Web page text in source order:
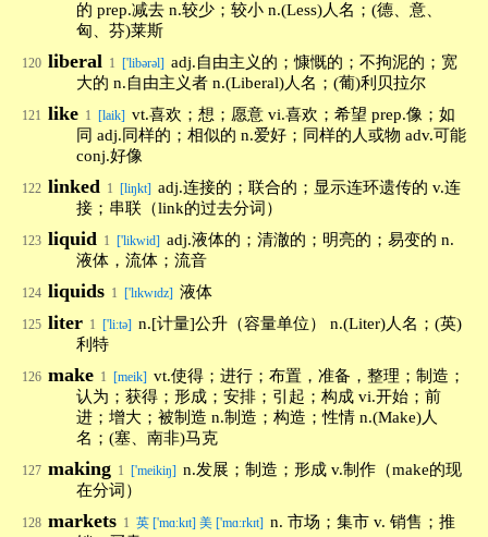
的 prep.减去 n.较少；较小 n.(Less)人名；(德、意、
匈、芬)莱斯
120 liberal 1 ['libərəl] adj.自由主义的；慷慨的；不拘泥的；宽
大的 n.自由主义者 n.(Liberal)人名；(葡)利贝拉尔
121 like 1 [laik] vt.喜欢；想；愿意 vi.喜欢；希望 prep.像；如
同 adj.同样的；相似的 n.爱好；同样的人或物 adv.可能
conj.好像
122 linked 1 [liŋkt] adj.连接的；联合的；显示连环遗传的 v.连
接；串联（link的过去分词）
123 liquid 1 ['likwid] adj.液体的；清澈的；明亮的；易变的 n.
液体，流体；流音
124 liquids 1 ['lɪkwɪdz] 液体
125 liter 1 ['li:tə] n.[计量]公升（容量单位） n.(Liter)人名；(英)
利特
126 make 1 [meik] vt.使得；进行；布置，准备，整理；制造；
认为；获得；形成；安排；引起；构成 vi.开始；前
进；增大；被制造 n.制造；构造；性情 n.(Make)人
名；(塞、南非)马克
127 making 1 ['meikiŋ] n.发展；制造；形成 v.制作（make的现
在分词）
128 markets 1 英 ['mɑːkɪt] 美 ['mɑːrkɪt] n. 市场；集市 v. 销售；推